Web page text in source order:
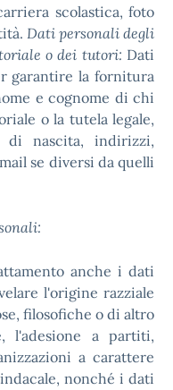
scolastica, foto
Dati personali degli
o dei tutori: Dati
garantire la fornitura
e cognome di chi
o la tutela legale,
di nascita, indirizzi,
se diversi da quelli
anche i dati
l'origine razziale
filosofiche o di altro
l'adesione a partiti,
a carattere
nonché i dati